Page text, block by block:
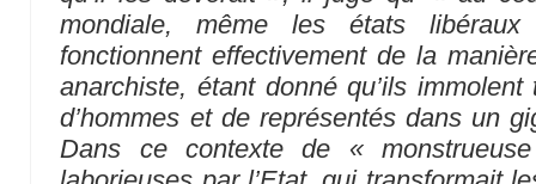
mondiale, même les états libéraux
fonctionnent effectivement de la
anarchiste, étant donné qu’ils
d’hommes et de représentés dans un
Dans ce contexte de «